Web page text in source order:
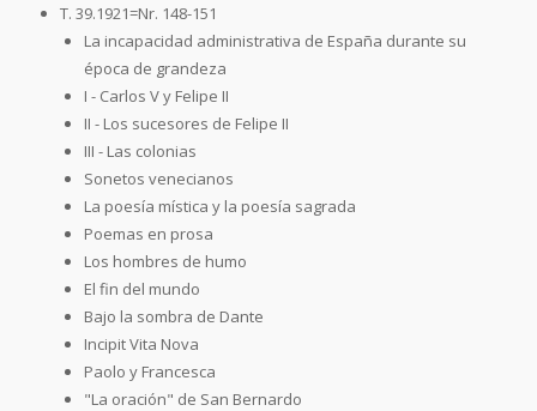
T. 39.1921=Nr. 148-151
La incapacidad administrativa de España durante su
época de grandeza
I - Carlos V y Felipe II
II - Los sucesores de Felipe II
III - Las colonias
Sonetos venecianos
La poesía mística y la poesía sagrada
Poemas en prosa
Los hombres de humo
El fin del mundo
Bajo la sombra de Dante
Incipit Vita Nova
Paolo y Francesca
"La oración" de San Bernardo